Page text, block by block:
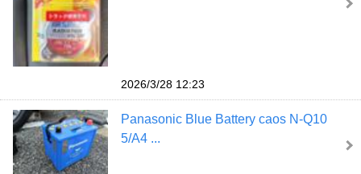
2026/3/28 12:23
Panasonic Blue Battery caos N-Q10
5/A4 ...